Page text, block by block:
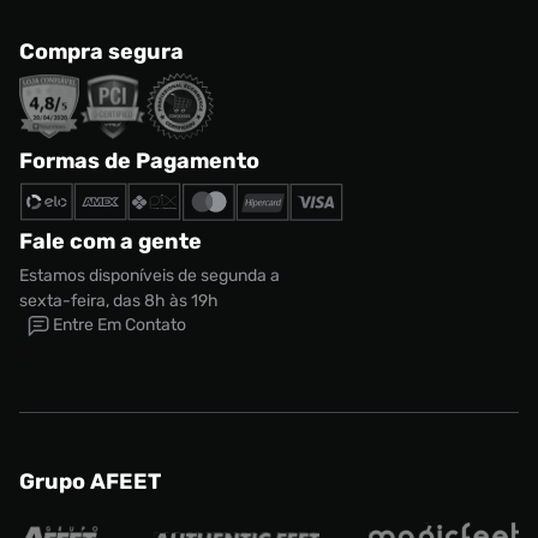
Compra segura
Formas de Pagamento
Fale com a gente
Estamos disponíveis de segunda a
sexta-feira, das 8h às 19h
Entre Em Contato
Grupo AFEET